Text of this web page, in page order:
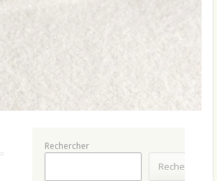
Rechercher
Rechercher